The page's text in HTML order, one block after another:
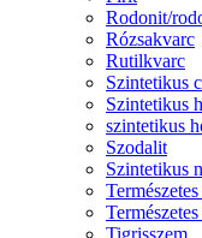
Rodonit/
Rózsakvarc
Rutilkvarc
Szintetikus
Szintetikus
szintetikus
Szodalit
Szintetikus